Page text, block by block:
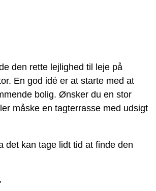
den rette lejlighed til leje på
En god idé er at starte med at
bolig. Ønsker du en stor
måske en tagterrasse med udsigt
det kan tage lidt tid at finde den